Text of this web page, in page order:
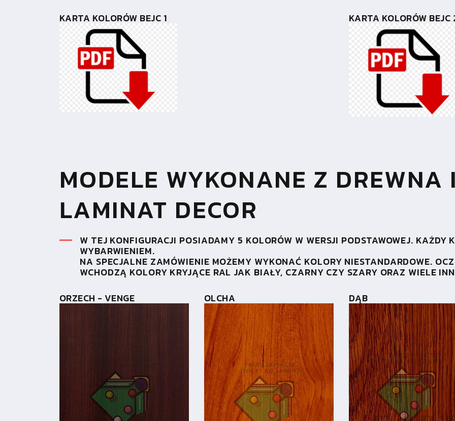
KARTA KOLORÓW BEJC 1 KARTA KOLORÓW BEJC
MODELE WYKONANE Z DREWNA
LAMINAT DECOR
W TEJ KONFIGURACJI POSIADAMY 5 KOLORÓW W WERSJI PODSTAWOWEJ. KAŻDY
WYBARWIENIEM.
NA SPECJALNE ZAMÓWIENIE MOŻEMY WYKONAĆ KOLORY NIESTANDARDOWE.
WCHODZĄ KOLORY KRYJĄCE RAL JAK BIAŁY, CZARNY CZY SZARY ORAZ WIELE
ORZECH - VENGE
OLCHA DĄB